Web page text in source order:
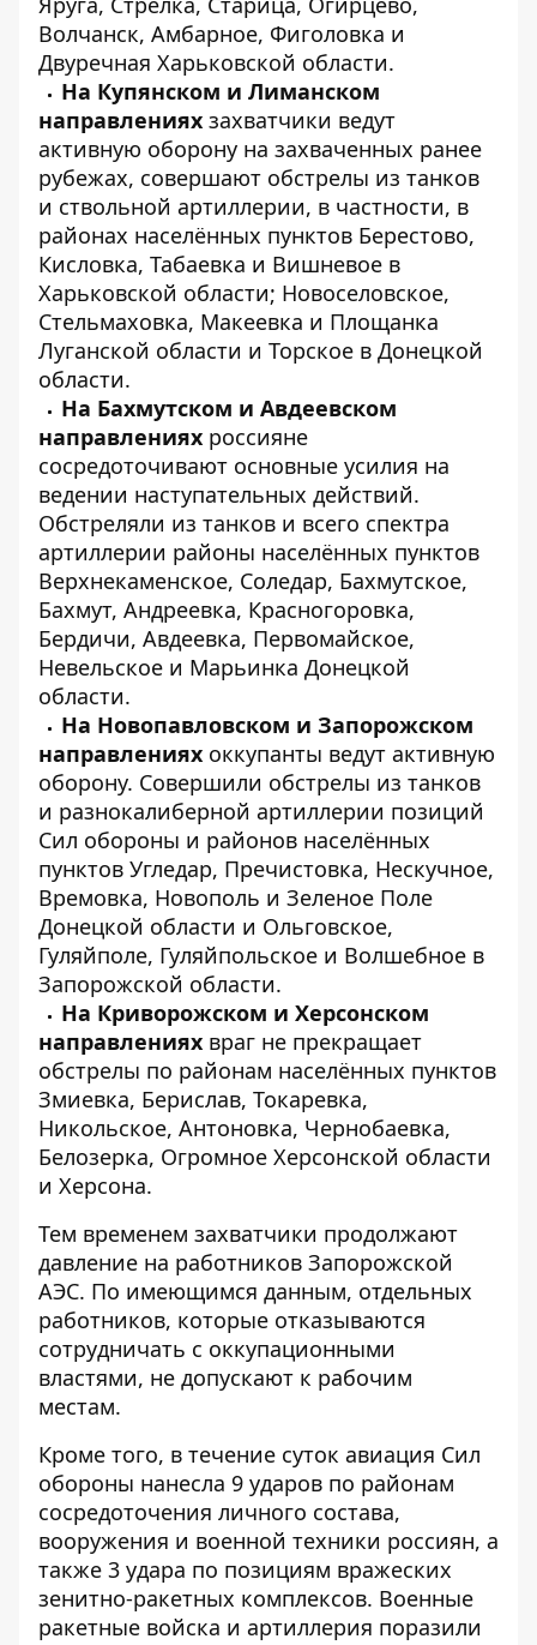
Волчанск, Амбарное, Фиголовка и
Двуречная Харьковской области.
На Купянском и Лиманском
направлениях захватчики ведут
активную оборону на захваченных ранее
рубежах, совершают обстрелы из танков
и ствольной артиллерии, в частности, в
районах населённых пунктов Берестово,
Кисловка, Табаевка и Вишневое в
Харьковской области; Новоселовское,
Стельмаховка, Макеевка и Площанка
Луганской области и Торское в Донецкой
области.
На Бахмутском и Авдеевском
направлениях россияне
сосредоточивают основные усилия на
ведении наступательных действий.
Обстреляли из танков и всего спектра
артиллерии районы населённых пунктов
Верхнекаменское, Соледар, Бахмутское,
Бахмут, Андреевка, Красногоровка,
Бердичи, Авдеевка, Первомайское,
Невельское и Марьинка Донецкой
области.
На Новопавловском и Запорожском
направлениях оккупанты ведут активную
оборону. Совершили обстрелы из танков
и разнокалиберной артиллерии позиций
Сил обороны и районов населённых
пунктов Угледар, Пречистовка, Нескучное,
Времовка, Новополь и Зеленое Поле
Донецкой области и Ольговское,
Гуляйполе, Гуляйпольское и Волшебное в
Запорожской области.
На Криворожском и Херсонском
направлениях враг не прекращает
обстрелы по районам населённых пунктов
Змиевка, Берислав, Токаревка,
Никольское, Антоновка, Чернобаевка,
Белозерка, Огромное Херсонской области
и Херсона.
Тем временем захватчики продолжают
давление на работников Запорожской
АЭС. По имеющимся данным, отдельных
работников, которые отказываются
сотрудничать с оккупационными
властями, не допускают к рабочим
местам.
Кроме того, в течение суток авиация Сил
обороны нанесла 9 ударов по районам
сосредоточения личного состава,
вооружения и военной техники россиян, а
также 3 удара по позициям вражеских
зенитно-ракетных комплексов. Военные
ракетные войска и артиллерия поразили